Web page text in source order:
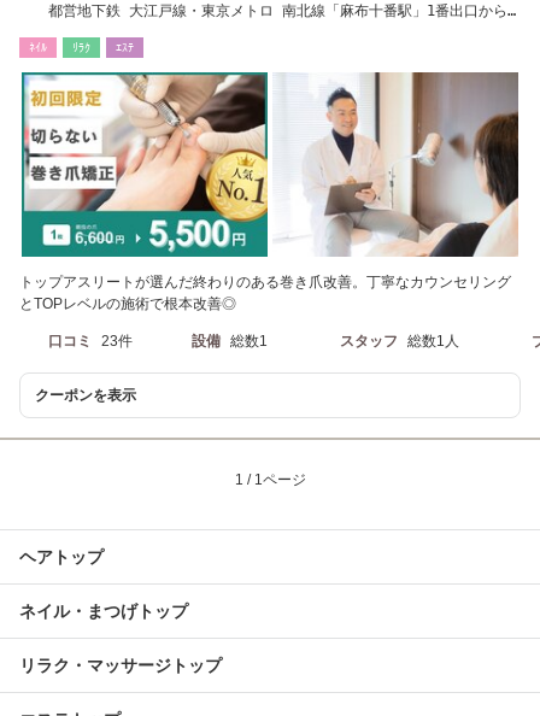
都営地下鉄 大江戸線・東京メトロ 南北線「麻布十番駅」1番出口から
ﾈｲﾙ ﾘﾗｸ ｴｽﾃ
トップアスリートが選んだ終わりのある巻き爪改善。丁寧なカウンセリング
とTOPレベルの施術で根本改善◎
口コミ 23件 設備 総数1 スタッフ 総数1人
クーポンを表示
1 / 1ページ
ヘアトップ
ネイル・まつげトップ
リラク・マッサージトップ